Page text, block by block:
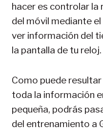
hacer es controlar la
del móvil mediante
ver información del
la pantalla de tu reloj.
Como puede
toda la información
pequeña, podrás
del entrenamiento a